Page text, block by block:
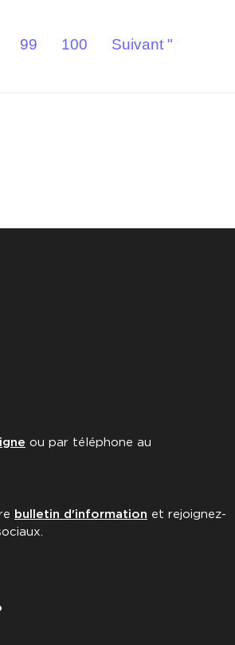
99 100 Suivant "
ou par téléphone au
bulletin d'information et rejoignez-